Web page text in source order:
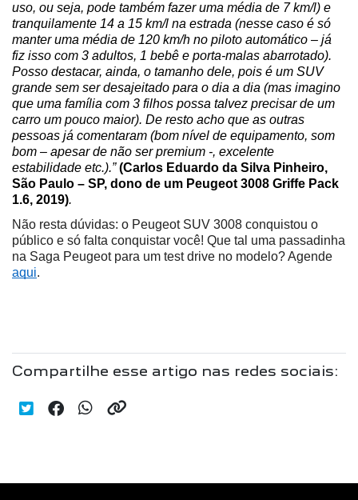
uso, ou seja, pode também fazer uma média de 7 km/l) e
tranquilamente 14 a 15 km/l na estrada (nesse caso é só
manter uma média de 120 km/h no piloto automático – já
fiz isso com 3 adultos, 1 bebê e porta-malas abarrotado).
Posso destacar, ainda, o tamanho dele, pois é um SUV
grande sem ser desajeitado para o dia a dia (mas imagino
que uma família com 3 filhos possa talvez precisar de um
carro um pouco maior). De resto acho que as outras
pessoas já comentaram (bom nível de equipamento, som
bom – apesar de não ser premium -, excelente
estabilidade etc.).” (Carlos Eduardo da Silva Pinheiro,
São Paulo – SP, dono de um Peugeot 3008 Griffe Pack
1.6, 2019).
Não resta dúvidas: o Peugeot SUV 3008 conquistou o
público e só falta conquistar você! Que tal uma passadinha
aqui.
Compartilhe esse artigo nas redes sociais: